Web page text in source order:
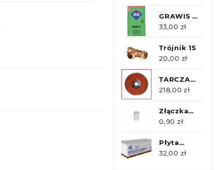
betonowych
pod papę
ZŁĄCZKA
16x1/2 GZ
GRAWIS U
25kg
33,00 zł
Trójnik 15
20,00 zł
TARCZA
DIAMENTOWA
TEXUS
CUT
218,00zł
Złączka
redukcyjna
0,90 zł
Płyta
Gipsowa
32,00 zł